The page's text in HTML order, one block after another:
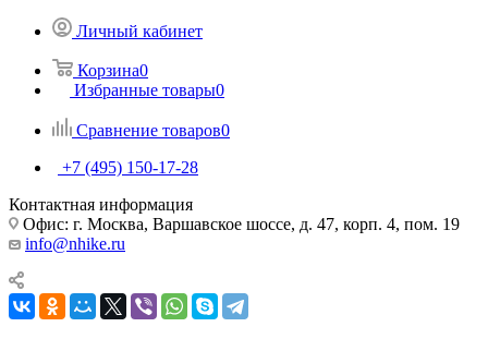
Личный кабинет
Корзина0
Избранные товары0
Сравнение товаров0
+7 (495) 150-17-28
Контактная информация
Офис: г. Москва, Варшавское шоссе, д. 47, корп. 4, пом. 19
info@nhike.ru